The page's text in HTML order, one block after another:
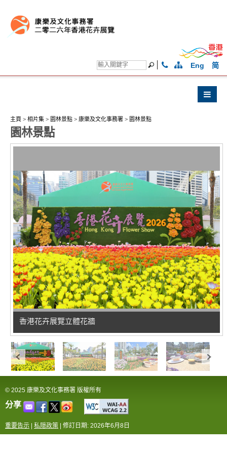
Eng 简
主頁 > 相片集 > 園林景點 > 康樂及文化事務署 > 園林景點
園林景點
香港花卉展覽立體花牆
© 2025 康樂及文化事務署 版權所有
分享
重要告示 | 私隠政策 | 修訂日期: 2026年6月8日